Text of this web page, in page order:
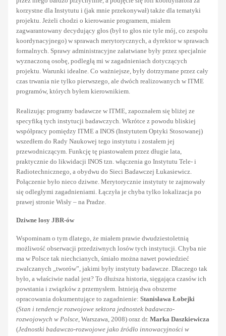
korzystne dla Instytutu i (jak mnie przekonywał) także dla tematyki
projektu. Jeżeli chodzi o kierowanie programem, miałem
zagwarantowany decydujący głos (był to głos nie tyle mój, co zespołu
koordynacyjnego) w sprawach merytorycznych, a dyrektor w sprawach
formalnych. Sprawy administracyjne załatwiane były przez specjalnie
wyznaczoną osobę, podległą mi w zagadnieniach dotyczących
projektu. Warunki idealne. Co ważniejsze, były dotrzymane przez cały
czas trwania nie tylko pierwszego, ale dwóch realizowanych w ITME
programów, których byłem kierownikiem.
Realizując programy badawcze w ITME, zapoznałem się bliżej ze
specyfiką tych instytucji badawczych. Wkrótce z powodu bliskiej
współpracy pomiędzy ITME a INOS (Instytutem Optyki Stosowanej)
wszedłem do Rady Naukowej tego instytutu i zostałem jej
przewodniczącym. Funkcję tę piastowałem przez długie lata,
praktycznie do likwidacji INOS tzn. włączenia go Instytutu Tele- i
Radiotechnicznego, a obydwu do Sieci Badawczej Łukasiewicz.
Połączenie było nieco dziwne. Merytorycznie instytuty te zajmowały
się odległymi zagadnieniami. Łączyła je chyba tylko lokalizacja po
prawej stronie Wisły – na Pradze.
Dziwne losy JBR-ów
Wspominam o tym dlatego, że miałem prawie dwudziestoletnią
możliwość obserwacji przedziwnych losów tych instytucji. Chyba nie
ma w Polsce tak niechcianych, śmiało można nawet powiedzieć
zwalczanych „tworów”, jakimi były instytuty badawcze. Dlaczego tak
było, a właściwie nadal jest? To dłuższa historia, sięgająca czasów ich
powstania i związków z przemysłem. Istnieją dwa obszerne
opracowania dokumentujące to zagadnienie: Stanisława Łobejki
(Stan i tendencje rozwojowe sektora jednostek badawczo-
rozwojowych w Polsce, Warszawa, 2008) oraz dr. Marka Daszkiewicza
(Jednostki badawczo-rozwojowe jako źródło innowacyjności w